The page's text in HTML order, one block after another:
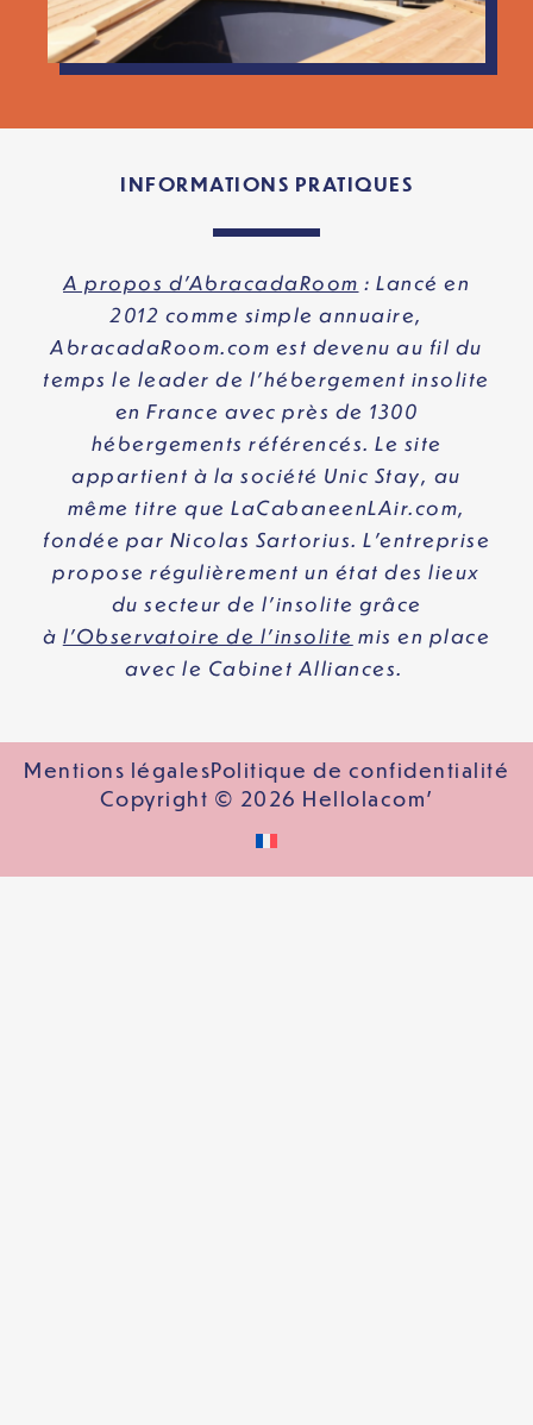
INFORMATIONS PRATIQUES
A propos d’AbracadaRoom : Lancé en
2012 comme simple annuaire,
AbracadaRoom.com est devenu au fil du
temps le leader de l’hébergement insolite
en France avec près de 1300
hébergements référencés. Le site
appartient à la société Unic Stay, au
même titre que LaCabaneenLAir.com,
fondée par Nicolas Sartorius. L’entreprise
propose régulièrement un état des lieux
du secteur de l’insolite grâce
à l’Observatoire de l’insolite mis en place
avec le Cabinet Alliances.
Mentions légalesPolitique de confidentialité
Copyright © 2026 Hellolacom'